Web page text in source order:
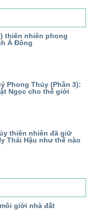
thiên nhiên phong
Á Đông
Phong Thủy (Phần 3):
Ngọc cho thế giới
thiên nhiên đã giữ
Thái Hậu như thế nào
giới nhà đất